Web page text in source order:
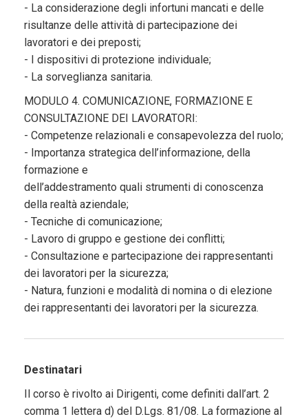
- La considerazione degli infortuni mancati e delle
risultanze delle attività di partecipazione dei
lavoratori e dei preposti;
- I dispositivi di protezione individuale;
- La sorveglianza sanitaria.
MODULO 4. COMUNICAZIONE, FORMAZIONE E
CONSULTAZIONE DEI LAVORATORI:
- Competenze relazionali e consapevolezza del ruolo;
- Importanza strategica dell’informazione, della
formazione e
dell’addestramento quali strumenti di conoscenza
della realtà aziendale;
- Tecniche di comunicazione;
- Lavoro di gruppo e gestione dei conflitti;
- Consultazione e partecipazione dei rappresentanti
dei lavoratori per la sicurezza;
- Natura, funzioni e modalità di nomina o di elezione
dei rappresentanti dei lavoratori per la sicurezza.
Destinatari
Il corso è rivolto ai Dirigenti, come definiti dall’art. 2
comma 1 lettera d) del D.Lgs. 81/08. La formazione al